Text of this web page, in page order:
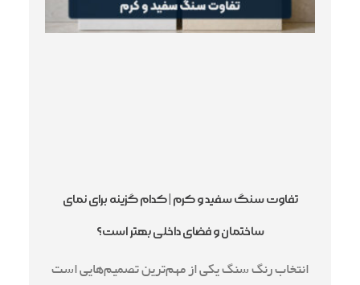
تفاوت سنگ سفید و کرم | کدام گزینه برای نمای
ساختمان و فضای داخلی بهتر است؟
انتخاب رنگ سنگ یکی از مهم‌ترین تصمیم‌هایی است